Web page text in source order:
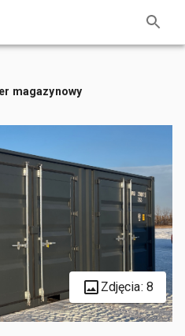
magazynowy
Zdjęcia: 8